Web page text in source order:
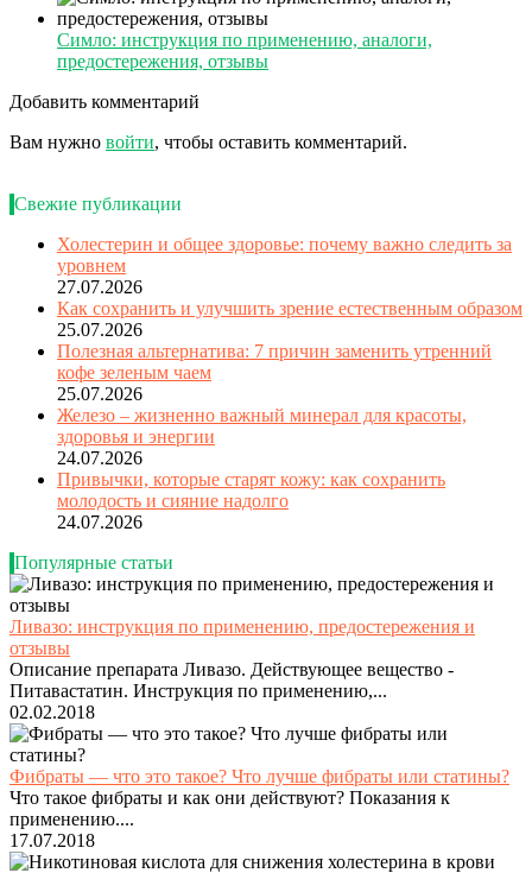
Симло: инструкция по применению, аналоги,
предостережения, отзывы
Добавить комментарий
Вам нужно войти, чтобы оставить комментарий.
Свежие публикации
Холестерин и общее здоровье: почему важно следить за
уровнем
27.07.2026
Как сохранить и улучшить зрение естественным образом
25.07.2026
Полезная альтернатива: 7 причин заменить утренний
кофе зеленым чаем
25.07.2026
Железо – жизненно важный минерал для красоты,
здоровья и энергии
24.07.2026
Привычки, которые старят кожу: как сохранить
молодость и сияние надолго
24.07.2026
Популярные статьи
Ливазо: инструкция по применению, предостережения и
отзывы
Описание препарата Ливазо. Действующее вещество -
Питавастатин. Инструкция по применению,...
02.02.2018
Фибраты — что это такое? Что лучше фибраты или статины?
Что такое фибраты и как они действуют? Показания к
применению....
17.07.2018